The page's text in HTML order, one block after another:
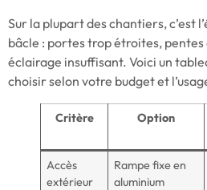
Sur la plupart des chantiers, c’est
bâcle : portes trop étroites,
éclairage insuffisant. Voici un
choisir selon votre budget et
Critère Option
Accès
extérieur
Rampe fixe en
aluminium